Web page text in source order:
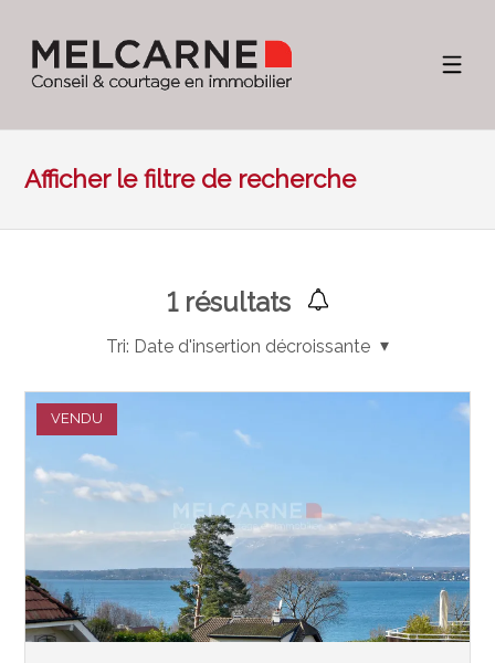
Afficher le filtre de recherche
1résultats
Tri: Date d'insertion décroissante
VENDU